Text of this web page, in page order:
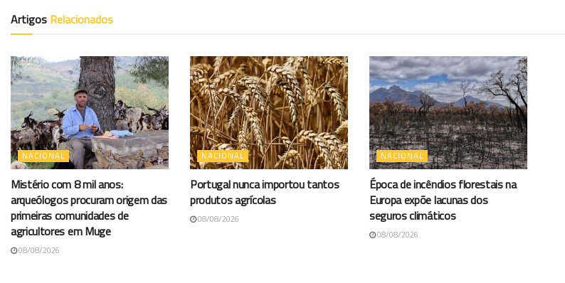
Artigos Relacionados
NACIONAL
Mistério com 8 mil anos:
arqueólogos procuram origem das
primeiras comunidades de
agricultores em Muge
08/08/2026
NACIONAL
Portugal nunca importou tantos
produtos agrícolas
08/08/2026
NACIONAL
Época de incêndios florestais na
Europa expõe lacunas dos
seguros climáticos
08/08/2026